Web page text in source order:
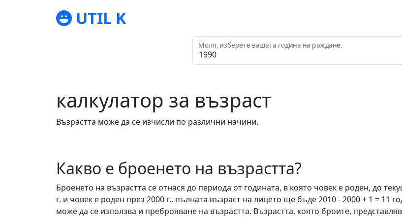
UTIL K
Моля, изберете вашата година на раждане.
калкулатор за възраст
Възрастта може да се изчисли по различни начини.
Какво е броенето на възрастта?
Броенето на възрастта се отнася до периода от годината, в която човек е роден, до
г. и човек е роден през 2000 г., пълната възраст на лицето ще бъде 2010 - 2000 + 1 = 11
може да се използва и преброяване на възрастта. Възрастта, която броите,